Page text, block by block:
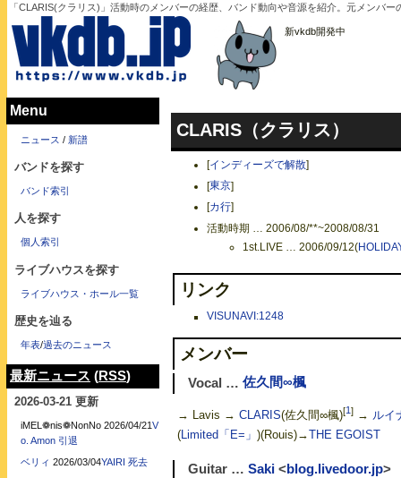
「CLARIS(クラリス)」活動時のメンバーの経歴、バンド動向や音源を紹介。元メンバ
新vkdb開発中
CLARIS（クラリス）
[インディーズで解散]
[東京]
[カ行]
活動時期 … 2006/08/**~2008/08/31
1st.LIVE … 2006/09/12(
リンク
VISUNAVI:1248
メンバー
Vocal … 佐久間∞楓
→ Lavis → CLARIS(佐久間∞楓)[1]→ ルイ
(Limited「E=」 )(Rouis)→THE EGOIST
Guitar … Saki<blog.livedoor.jp>
Menu
ニュース / 新譜
バンドを探す
バンド索引
人を探す
個人索引
ライブハウスを探す
ライブハウス・ホール一覧
歴史を辿る
年表/過去のニュース
最新ニュース (RSS)
2026-03-21 更新
iMEL❁nis❁NonNo 2026/04/21 V
o. Amon 引退
ベリィ 2026/03/04YAIRI 死去